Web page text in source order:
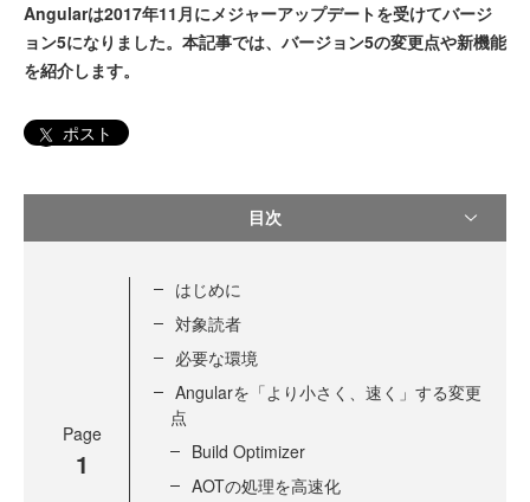
Angularは2017年11月にメジャーアップデートを受けてバージ
ョン5になりました。本記事では、バージョン5の変更点や新機能
を紹介します。
ポスト
目次
Page
1
はじめに
対象読者
必要な環境
Angularを「より小さく、速く」する変更
点
Build Optimizer
AOTの処理を高速化